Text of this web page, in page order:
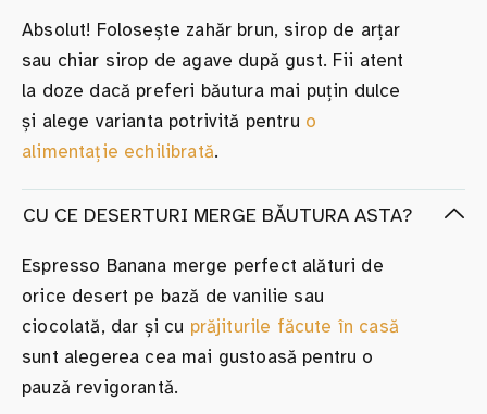
Absolut! Folosește zahăr brun, sirop de arțar
sau chiar sirop de agave după gust. Fii atent
la doze dacă preferi băutura mai puțin dulce
și alege varianta potrivită pentru o
alimentație echilibrată.
CU CE DESERTURI MERGE BĂUTURA ASTA?
Espresso Banana merge perfect alături de
orice desert pe bază de vanilie sau
ciocolată, dar și cu prăjiturile făcute în casă
sunt alegerea cea mai gustoasă pentru o
pauză revigorantă.